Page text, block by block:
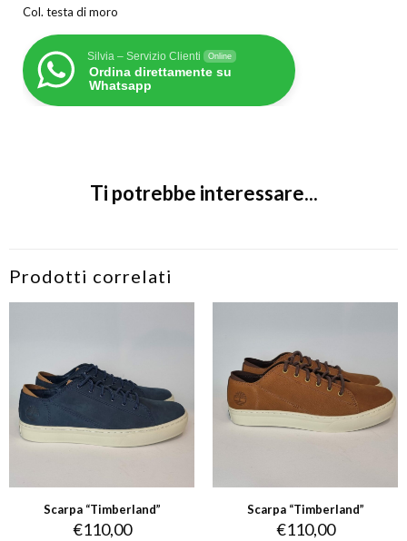
Col. testa di moro
Silvia – Servizio Clienti Online
Ordina direttamente su
Whatsapp
Ti potrebbe interessare...
Prodotti correlati
Scarpa “Timberland”
€110,00
Scarpa “Timberland”
€110,00